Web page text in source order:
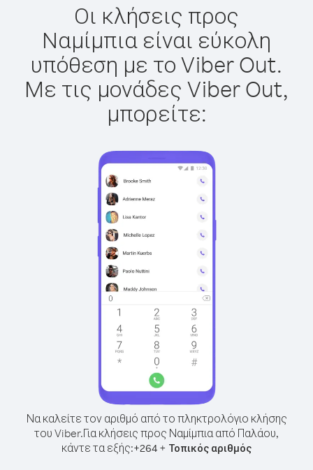
Οι κλήσεις προς
Ναμίμπια είναι εύκολη
υπόθεση με το Viber Out.
Με τις μονάδες Viber Out,
μπορείτε:
Να καλείτε τον αριθμό από το πληκτρολόγιο κλήσης
του Viber.Για κλήσεις προς Ναμίμπια από Παλάου,
κάντε τα εξής:+264 + Τοπικός αριθμός